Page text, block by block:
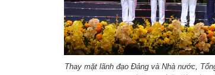
Thay mặt lãnh đạo Đảng và Nhà nước,